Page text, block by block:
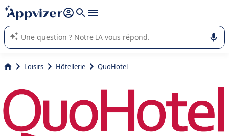
répondre (plusieurs lignes avec
L'IA de Appvizer vous guide dans l'utilisation ou la sélection de
logiciel SaaS en entreprise.
Loisirs Hôtellerie QuoHotel